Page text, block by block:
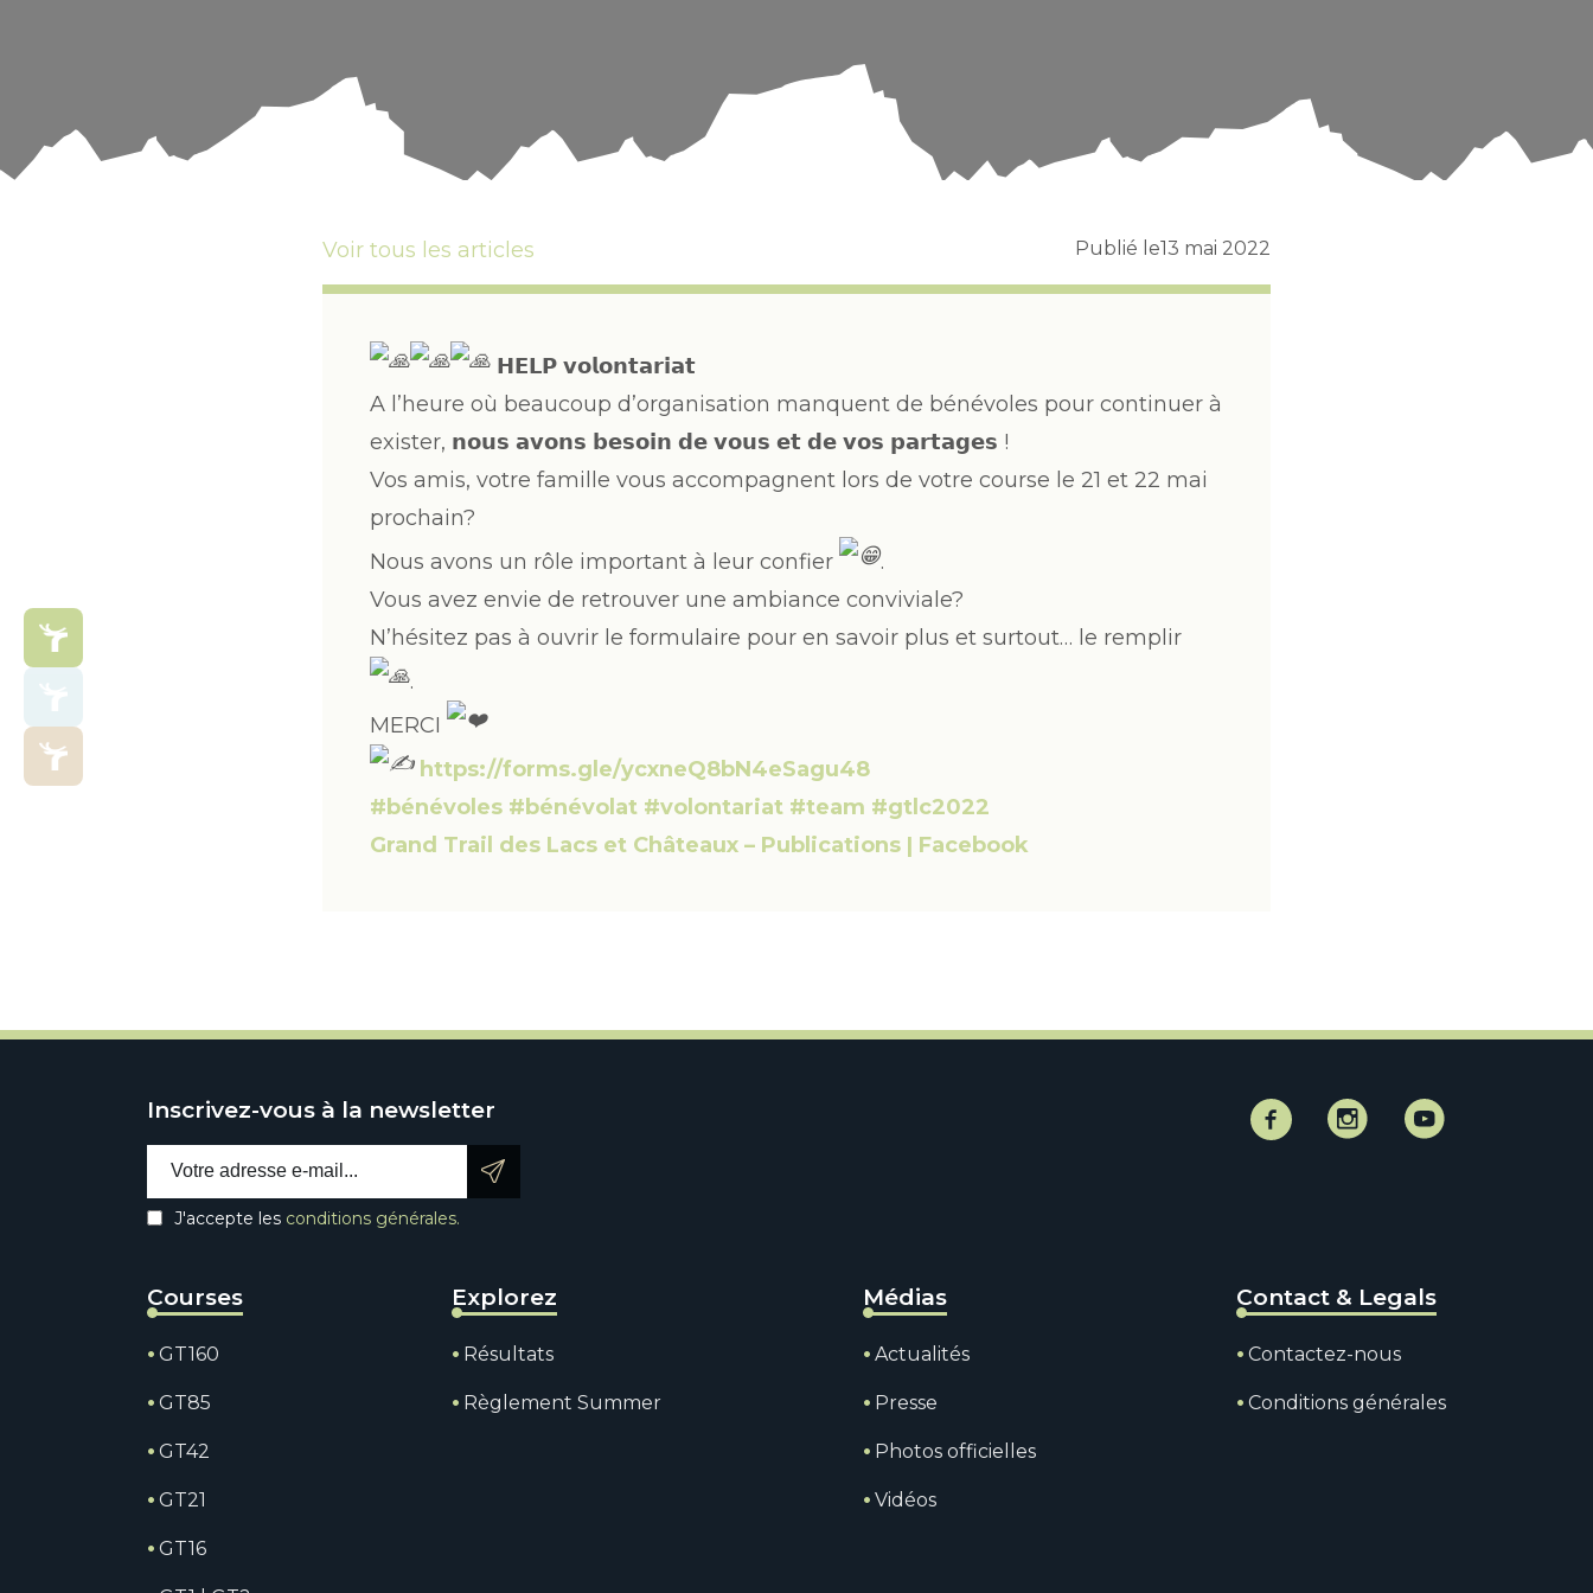
Voir tous les articles Publié le13 mai 2022
𝗛𝗘𝗟𝗣 𝘃𝗼𝗹𝗼𝗻𝘁𝗮𝗿𝗶𝗮𝘁
A l’heure où beaucoup d’organisation manquent de bénévoles pour continuer à
exister, 𝗻𝗼𝘂𝘀 𝗮𝘃𝗼𝗻𝘀 𝗯𝗲𝘀𝗼𝗶𝗻 𝗱𝗲 𝘃𝗼𝘂𝘀 𝗲𝘁 𝗱𝗲 𝘃𝗼𝘀 𝗽𝗮𝗿𝘁𝗮𝗴𝗲𝘀 !
Vos amis, votre famille vous accompagnent lors de votre course le 21 et 22 mai
prochain?
Nous avons un rôle important à leur confier
.
Vous avez envie de retrouver une ambiance conviviale?
N’hésitez pas à ouvrir le formulaire pour en savoir plus et surtout… le remplir
.
MERCI
https://forms.gle/ycxneQ8bN4eSagu48
#bénévoles #bénévolat #volontariat #team #gtlc2022
Grand Trail des Lacs et Châteaux – Publications | Facebook
Inscrivez-vous à la newsletter
J'accepte les conditions générales.
FacebookInstagramInstagram
Courses
GT160
GT85
GT42
GT21
GT16
Explorez
Résultats
Règlement Summer
Médias
Actualités
Presse
Photos officielles
Vidéos
Contact & Legals
Contactez-nous
Conditions générales